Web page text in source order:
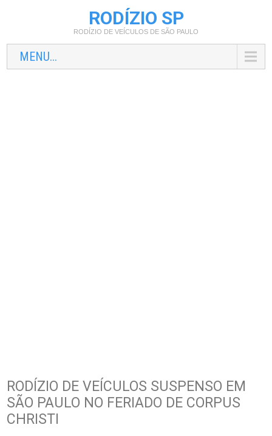
RODÍZIO SP
RODÍZIO DE VEÍCULOS DE SÃO PAULO
MENU...
RODÍZIO DE VEÍCULOS SUSPENSO EM
SÃO PAULO NO FERIADO DE CORPUS
CHRISTI